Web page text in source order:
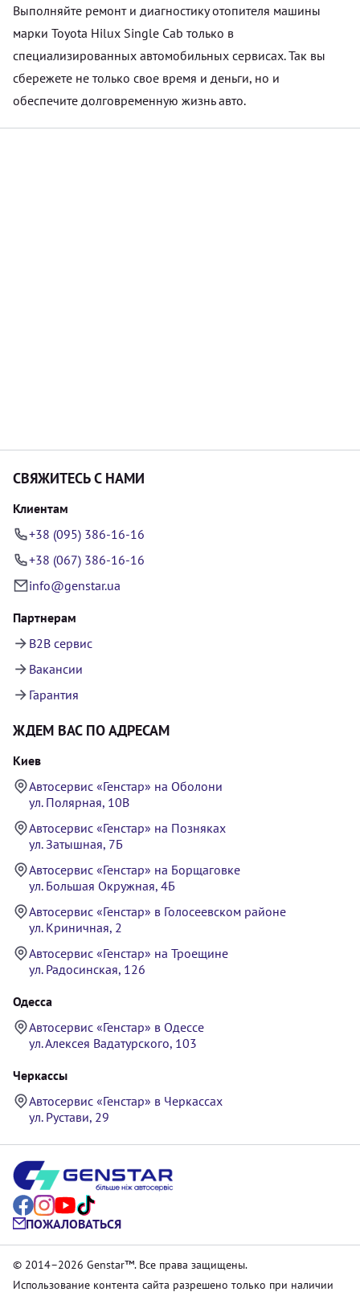
Выполняйте ремонт и диагностику отопителя машины
марки Toyota Hilux Single Cab только в
специализированных автомобильных сервисах. Так вы
сбережете не только свое время и деньги, но и
обеспечите долговременную жизнь авто.
СВЯЖИТЕСЬ С НАМИ
Клиентам
+38 (095) 386-16-16
+38 (067) 386-16-16
info@genstar.ua
Партнерам
B2B сервис
Вакансии
Гарантия
ЖДЕМ ВАС ПО АДРЕСАМ
Киев
Автосервис «Генстар» на Оболони
ул. Полярная, 10В
Автосервис «Генстар» на Позняках
ул. Затышная, 7Б
Автосервис «Генстар» на Борщаговке
ул. Большая Окружная, 4Б
Автосервис «Генстар» в Голосеевском районе
ул. Криничная, 2
Автосервис «Генстар» на Троещине
ул. Радосинская, 126
Одесса
Автосервис «Генстар» в Одессе
ул. Алексея Вадатурского, 103
Черкассы
Автосервис «Генстар» в Черкассах
ул. Рустави, 29
ПОЖАЛОВАТЬСЯ
© 2014–2026 Genstar™. Все права защищены.
Использование контента сайта разрешено только при наличии